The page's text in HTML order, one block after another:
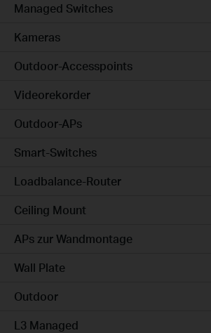
Managed Switches
Kameras
Outdoor-Accesspoints
Videorekorder
Outdoor-APs
Smart-Switches
Loadbalance-Router
Ceiling Mount
APs zur Wandmontage
Wall Plate
Outdoor
L3 Managed